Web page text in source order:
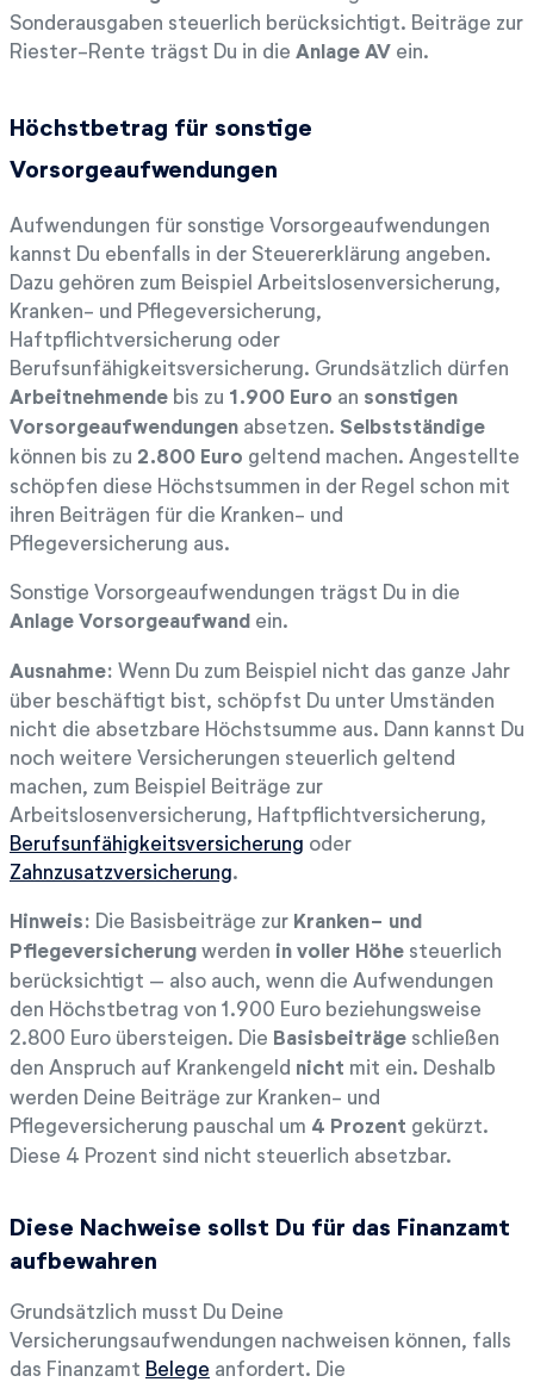
Sonderausgaben steuerlich berücksichtigt. Beiträge zur
Riester-Rente trägst Du in die Anlage AV ein.
Höchstbetrag für sonstige
Vorsorgeaufwendungen
Aufwendungen für sonstige Vorsorgeaufwendungen
kannst Du ebenfalls in der Steuererklärung angeben.
Dazu gehören zum Beispiel Arbeitslosenversicherung,
Kranken- und Pflegeversicherung,
Haftpflichtversicherung oder
Berufsunfähigkeitsversicherung. Grundsätzlich dürfen
Arbeitnehmende bis zu 1.900 Euro an sonstigen
Vorsorgeaufwendungen absetzen. Selbstständige
können bis zu 2.800 Euro geltend machen. Angestellte
schöpfen diese Höchstsummen in der Regel schon mit
ihren Beiträgen für die Kranken- und
Pflegeversicherung aus.
Sonstige Vorsorgeaufwendungen trägst Du in die
Anlage Vorsorgeaufwand ein.
Ausnahme: Wenn Du zum Beispiel nicht das ganze Jahr
über beschäftigt bist, schöpfst Du unter Umständen
nicht die absetzbare Höchstsumme aus. Dann kannst Du
noch weitere Versicherungen steuerlich geltend
machen, zum Beispiel Beiträge zur
Arbeitslosenversicherung, Haftpflichtversicherung,
Berufsunfähigkeitsversicherung oder
Zahnzusatzversicherung.
Hinweis: Die Basisbeiträge zur Kranken- und
Pflegeversicherung werden in voller Höhe steuerlich
berücksichtigt – also auch, wenn die Aufwendungen
den Höchstbetrag von 1.900 Euro beziehungsweise
2.800 Euro übersteigen. Die Basisbeiträge schließen
den Anspruch auf Krankengeld nicht mit ein. Deshalb
werden Deine Beiträge zur Kranken- und
Pflegeversicherung pauschal um 4 Prozent gekürzt.
Diese 4 Prozent sind nicht steuerlich absetzbar.
Diese Nachweise sollst Du für das Finanzamt
aufbewahren
Grundsätzlich musst Du Deine
Versicherungsaufwendungen nachweisen können, falls
das Finanzamt Belege anfordert. Die